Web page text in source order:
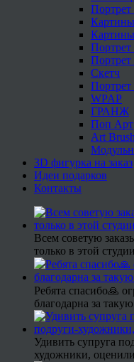
Портрет
Портрет
Скетч
Портрет
WPAP
ГРАНЖ
Поп Арт
Art Brush
3D фигурка на заказ
Идеи подарков
Контакты
Всем советую
только в этой
Ребята спасибо🙏
благодарна за
Удивить супруга
художники,